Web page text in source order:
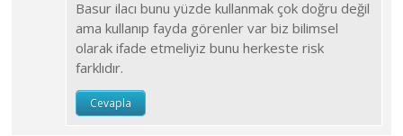
Basur ilacı bunu yüzde kullanmak çok doğru değil
ama kullanıp fayda görenler var biz bilimsel
olarak ifade etmeliyiz bunu herkeste risk
farklıdır.
Cevapla